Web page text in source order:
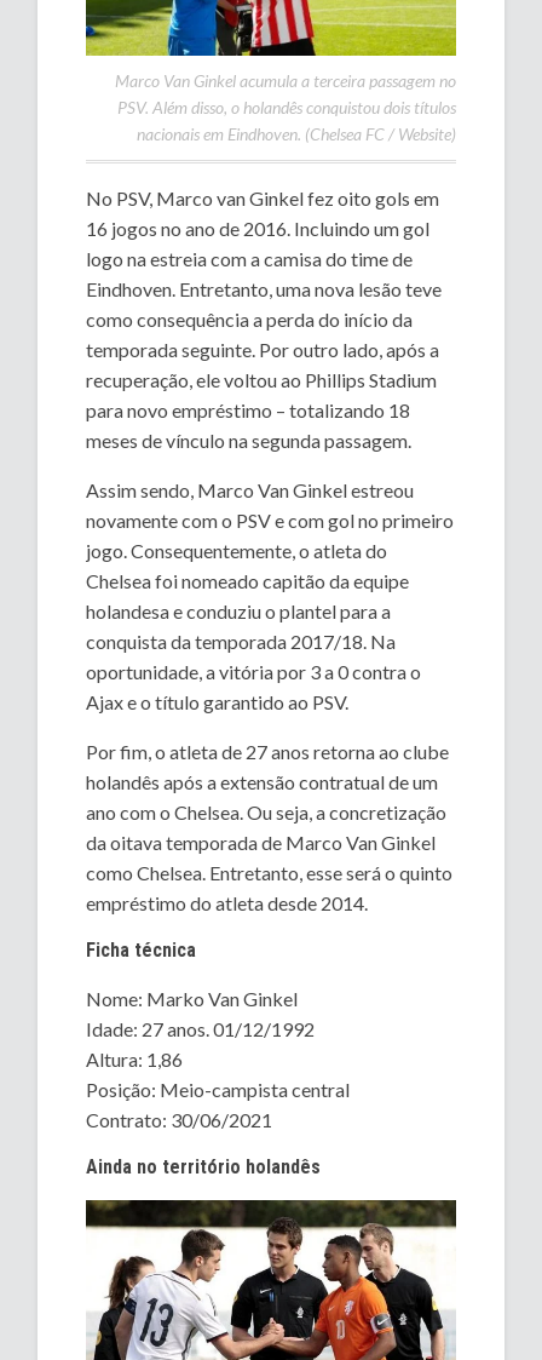
Marco Van Ginkel acumula a terceira passagem no
PSV. Além disso, o holandês conquistou dois títulos
nacionais em Eindhoven. (Chelsea FC / Website)
No PSV, Marco van Ginkel fez oito gols em
16 jogos no ano de 2016. Incluindo um gol
logo na estreia com a camisa do time de
Eindhoven. Entretanto, uma nova lesão teve
como consequência a perda do início da
temporada seguinte. Por outro lado, após a
recuperação, ele voltou ao Phillips Stadium
para novo empréstimo – totalizando 18
meses de vínculo na segunda passagem.
Assim sendo, Marco Van Ginkel estreou
novamente com o PSV e com gol no primeiro
jogo. Consequentemente, o atleta do
Chelsea foi nomeado capitão da equipe
holandesa e conduziu o plantel para a
conquista da temporada 2017/18. Na
oportunidade, a vitória por 3 a 0 contra o
Ajax e o título garantido ao PSV.
Por fim, o atleta de 27 anos retorna ao clube
holandês após a extensão contratual de um
ano com o Chelsea. Ou seja, a concretização
da oitava temporada de Marco Van Ginkel
como Chelsea. Entretanto, esse será o quinto
empréstimo do atleta desde 2014.
Ficha técnica
Nome: Marko Van Ginkel
Idade: 27 anos. 01/12/1992
Altura: 1,86
Posição: Meio-campista central
Contrato: 30/06/2021
Ainda no território holandês